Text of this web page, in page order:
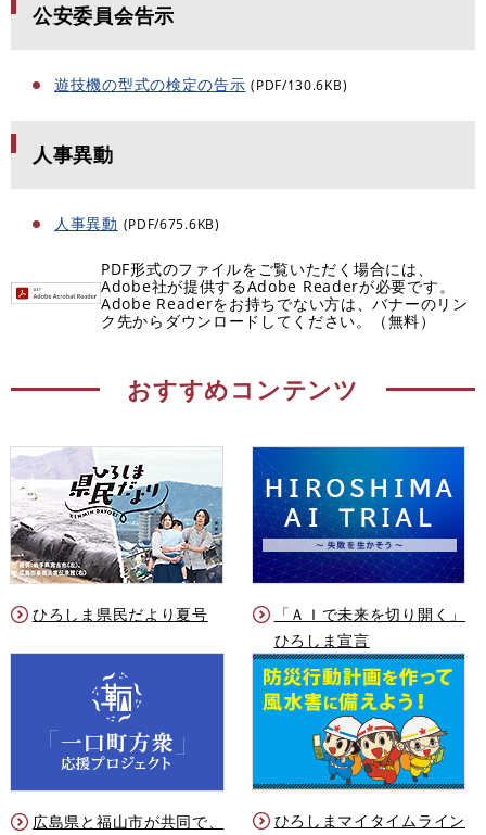
公安委員会告示
遊技機の型式の検定の告示 (PDF/130.6KB)
人事異動
人事異動 (PDF/675.6KB)
PDF形式のファイルをご覧いただく場合には、
Adobe社が提供するAdobe Readerが必要です。
Adobe Readerをお持ちでない方は、バナーのリン
ク先からダウンロードしてください。（無料）
おすすめコンテンツ
ひろしま県民だより夏号
「ＡＩで未来を切り開く」
ひろしま宣言
広島県と福山市が共同で、
ひろしまマイタイムライン